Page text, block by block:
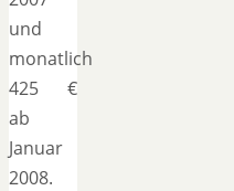
und
monatlich
425 €
ab
Januar
2008.